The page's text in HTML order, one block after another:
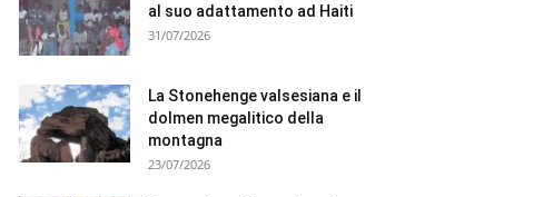
al suo adattamento ad Haiti
31/07/2026
La Stonehenge valsesiana e il
dolmen megalitico della
montagna
23/07/2026